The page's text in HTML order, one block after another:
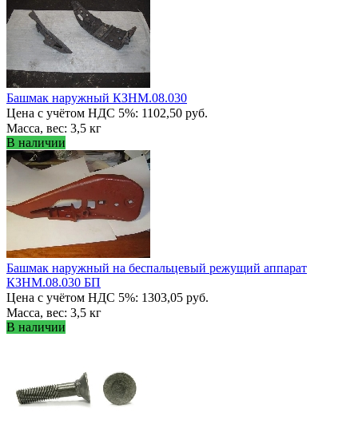
Башмак наружный КЗНМ.08.030
Цена с учётом НДС 5%: 1102,50 руб.
Масса, вес: 3,5 кг
В наличии
Башмак наружный на беспальцевый режущий аппарат
КЗНМ.08.030 БП
Цена с учётом НДС 5%: 1303,05 руб.
Масса, вес: 3,5 кг
В наличии